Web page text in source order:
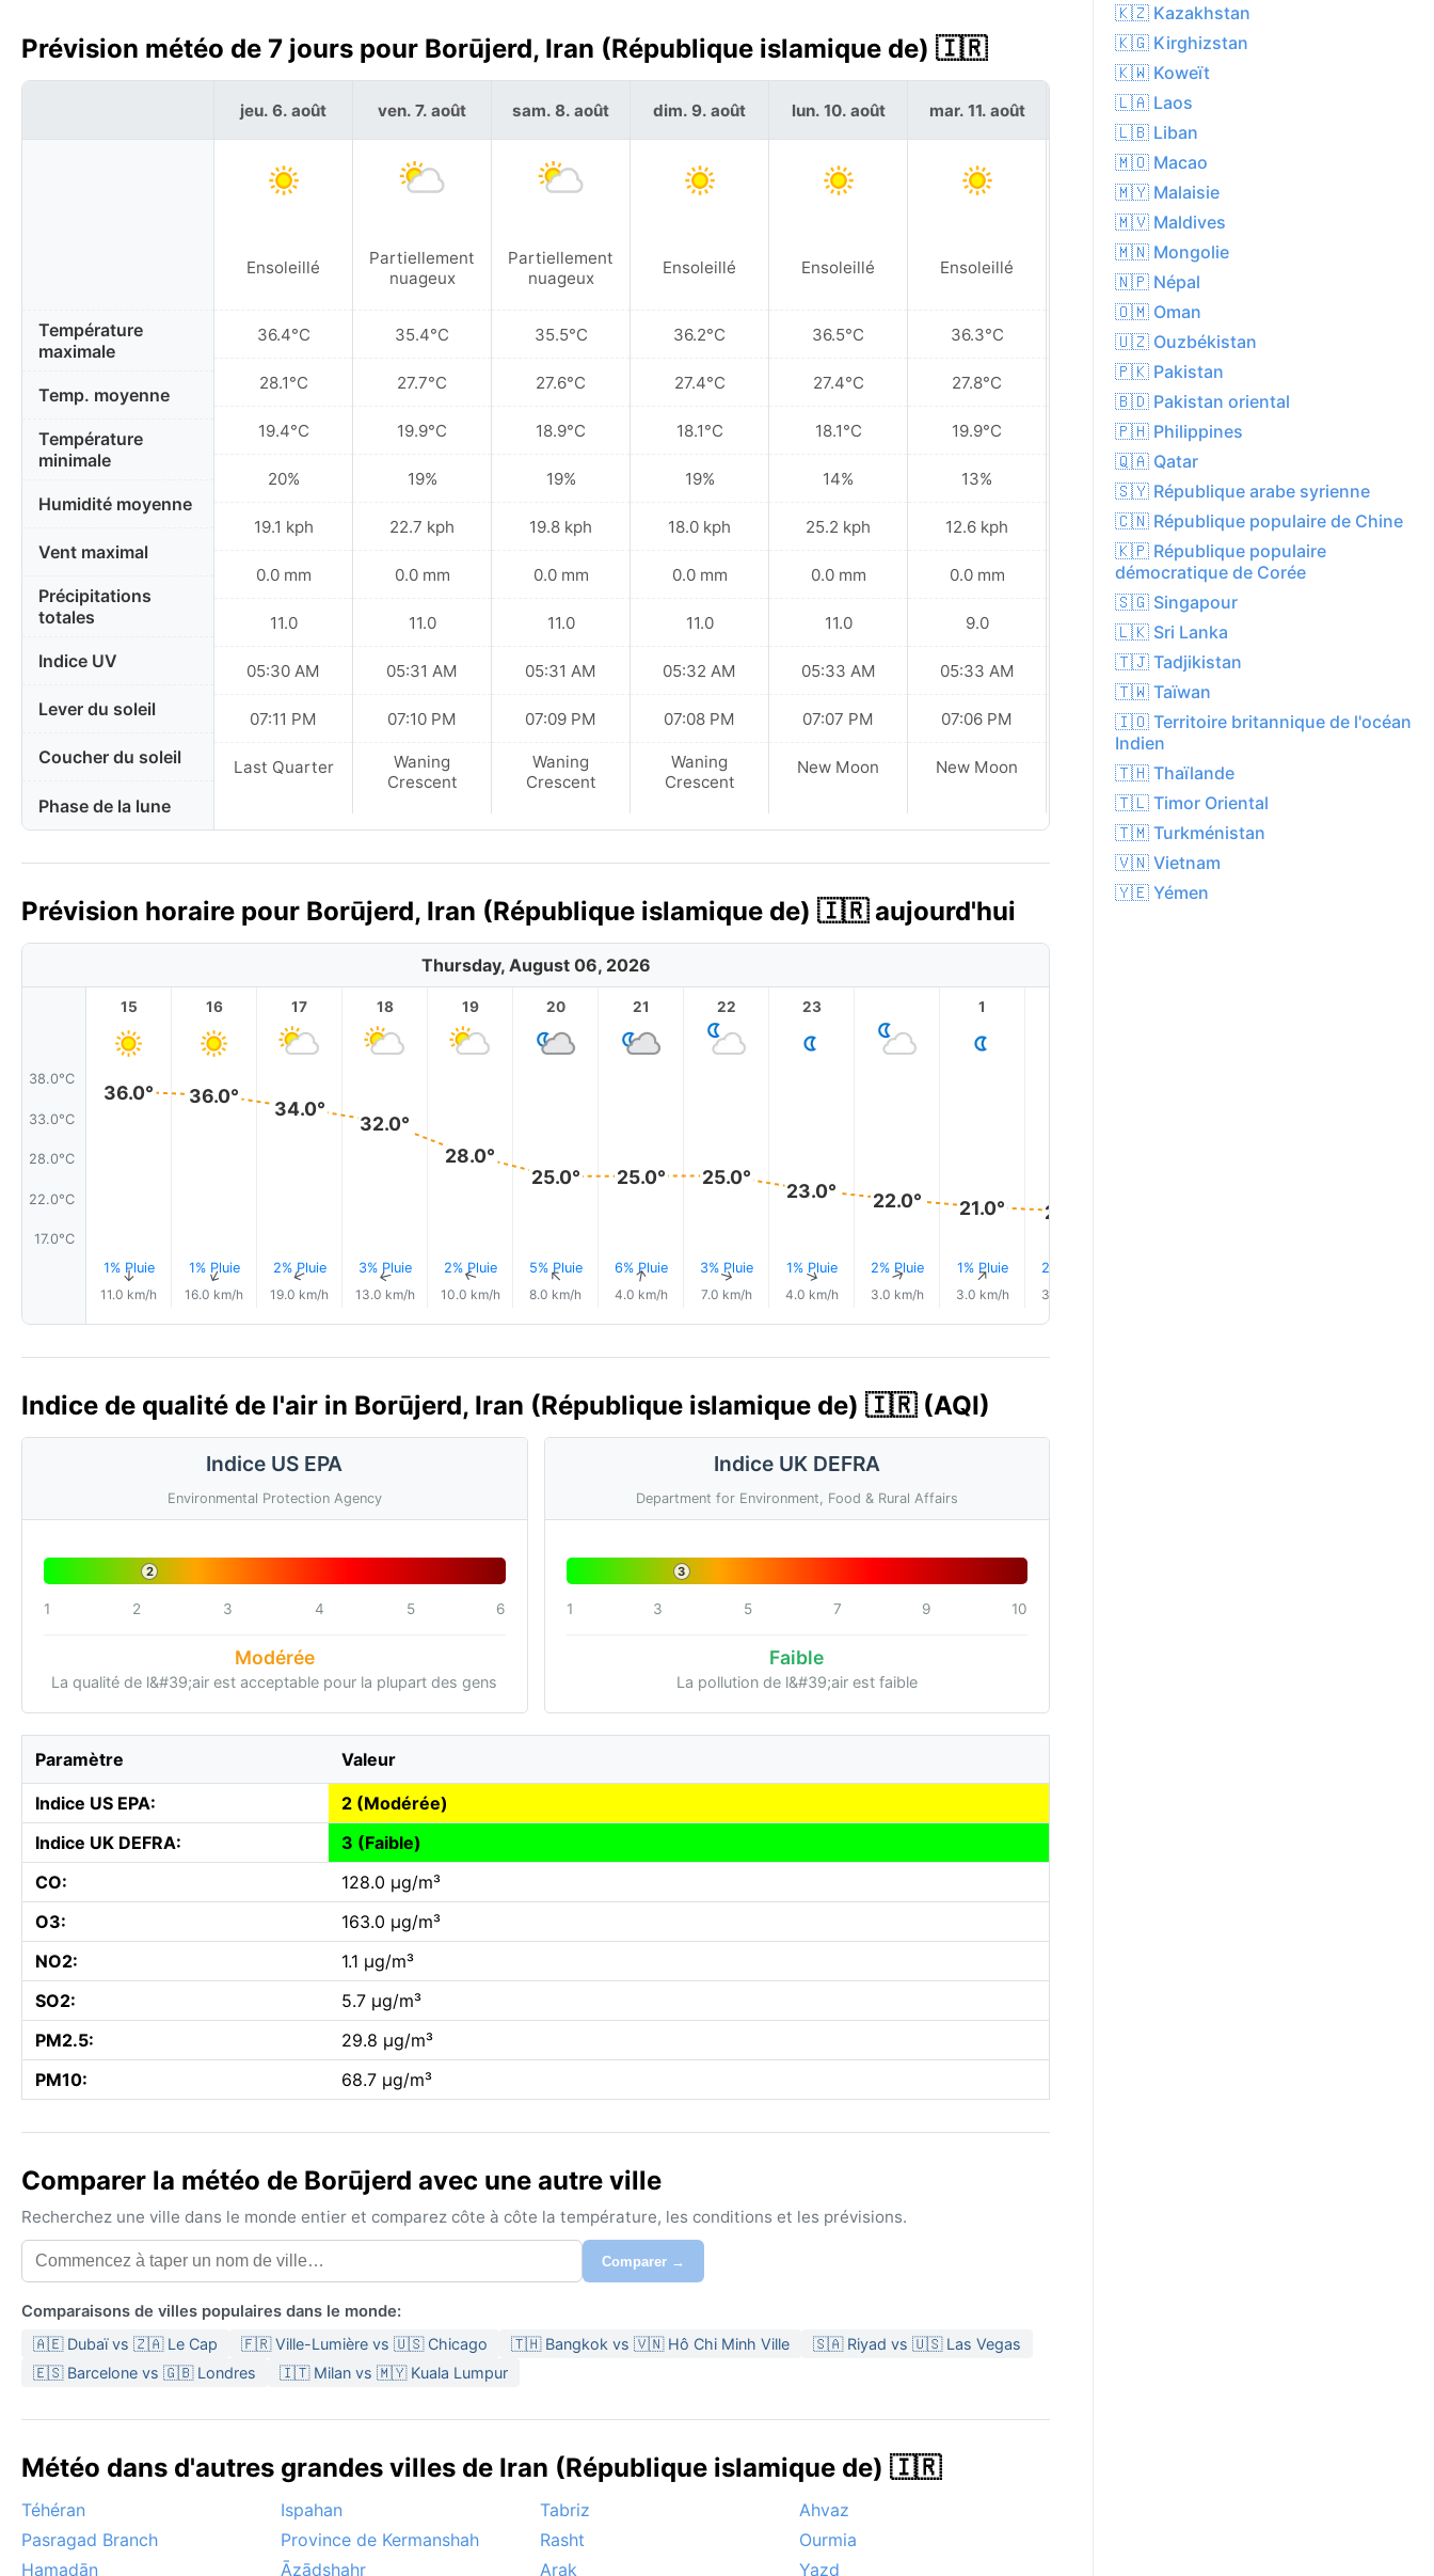
Prévision météo de 7 jours pour Borūjerd, Iran (République islamique de) 🇮🇷
Température
maximale
Temp. moyenne
Température
minimale
Humidité moyenne
Vent maximal
Précipitations
totales
Indice UV
Lever du soleil
Coucher du soleil
Phase de la lune
jeu. 6. août
Ensoleillé
36.4°C
28.1°C
19.4°C
20%
19.1 kph
0.0 mm
11.0
05:30 AM
07:11 PM
Last Quarter
ven. 7. août
Partiellement
nuageux
35.4°C
27.7°C
19.9°C
19%
22.7 kph
0.0 mm
11.0
05:31 AM
07:10 PM
Waning
Crescent
sam. 8. août
Partiellement
nuageux
35.5°C
27.6°C
18.9°C
19%
19.8 kph
0.0 mm
11.0
05:31 AM
07:09 PM
Waning
Crescent
dim. 9. août
Ensoleillé
36.2°C
27.4°C
18.1°C
19%
18.0 kph
0.0 mm
11.0
05:32 AM
07:08 PM
Waning
Crescent
lun. 10. août
Ensoleillé
36.5°C
27.4°C
18.1°C
14%
25.2 kph
0.0 mm
11.0
05:33 AM
07:07 PM
New Moon
mar. 11. août
Ensoleillé
36.3°C
27.8°C
19.9°C
13%
12.6 kph
0.0 mm
9.0
05:33 AM
07:06 PM
New Moon
mer. 12. août
36.8°C
28.5°C
20.5°C
13%
11.2 kph
0.0 mm
9.0
05:34 AM
07:05 PM
New Moon
Prévision horaire pour Borūjerd, Iran (République islamique de) 🇮🇷 aujourd'hui
Thursday, August 06, 2026
38.0°C
33.0°C
28.0°C
22.0°C
17.0°C
15
36.0°
1% Pluie
↑
11.0 km/h
16
36.0°
1% Pluie
↑
16.0 km/h
17
34.0°
2% Pluie
↑
19.0 km/h
18
32.0°
3% Pluie
↑
13.0 km/h
19
28.0°
2% Pluie
↑
10.0 km/h
20
25.0°
5% Pluie
↑
8.0 km/h
21
25.0°
6% Pluie
↑
4.0 km/h
22
25.0°
3% Pluie
↑
7.0 km/h
23
23.0°
1% Pluie
↑
4.0 km/h
22.0°
2% Pluie
↑
3.0 km/h
1
21.0°
1% Pluie
↑
3.0 km/h
21.0°
2% Pluie
3.0 km/h
Indice de qualité de l'air in Borūjerd, Iran (République islamique de) 🇮🇷 (AQI)
Indice US EPA
Environmental Protection Agency
2
1 2 3 4 5 6
Modérée
La qualité de l&#39;air est acceptable pour la plupart des gens
Indice UK DEFRA
Department for Environment, Food & Rural Affairs
3
1 3 5 7 9 10
Faible
La pollution de l&#39;air est faible
Paramètre Valeur
Indice US EPA:
2 (Modérée)
Indice UK DEFRA:
3 (Faible)
CO:
128.0 µg/m³
O3:
163.0 µg/m³
NO2:
1.1 µg/m³
SO2:
5.7 µg/m³
PM2.5:
29.8 µg/m³
PM10:
68.7 µg/m³
Comparer la météo de Borūjerd avec une autre ville
Recherchez une ville dans le monde entier et comparez côte à côte la température, les conditions et les prévisions.
Comparer →
Comparaisons de villes populaires dans le monde:
🇦🇪 Dubaï vs 🇿🇦 Le Cap 🇫🇷 Ville-Lumière vs 🇺🇸 Chicago 🇹🇭 Bangkok vs 🇻🇳 Hô Chi Minh Ville
🇸🇦 Riyad vs 🇺🇸 Las Vegas
🇪🇸 Barcelone vs 🇬🇧 Londres
🇮🇹 Milan vs 🇲🇾 Kuala Lumpur
Météo dans d'autres grandes villes de Iran (République islamique de) 🇮🇷
Téhéran Ispahan Tabriz
Ahvaz
Pasragad Branch
Province de Kermanshah Rasht
Ourmia
Hamadān
Āzādshahr Arak Yazd
🇰🇿 Kazakhstan
🇰🇬 Kirghizstan
🇰🇼 Koweït
🇱🇦 Laos
🇱🇧 Liban
🇲🇴 Macao
🇲🇾 Malaisie
🇲🇻 Maldives
🇲🇳 Mongolie
🇳🇵 Népal
🇴🇲 Oman
🇺🇿 Ouzbékistan
🇵🇰 Pakistan
🇧🇩 Pakistan oriental
🇵🇭 Philippines
🇶🇦 Qatar
🇸🇾 République arabe syrienne
🇨🇳 République populaire de Chine
🇰🇵 République populaire
démocratique de Corée
🇸🇬 Singapour
🇱🇰 Sri Lanka
🇹🇯 Tadjikistan
🇹🇼 Taïwan
🇮🇴 Territoire britannique de l'océan
Indien
🇹🇭 Thaïlande
🇹🇱 Timor Oriental
🇹🇲 Turkménistan
🇻🇳 Vietnam
🇾🇪 Yémen